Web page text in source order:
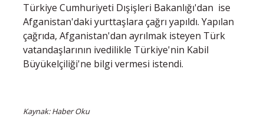
Türkiye Cumhuriyeti Dışişleri Bakanlığı'dan ise
Afganistan'daki yurttaşlara çağrı yapıldı. Yapılan
çağrıda, Afganistan'dan ayrılmak isteyen Türk
vatandaşlarının ivedilikle Türkiye'nin Kabil
Büyükelçiliği'ne bilgi vermesi istendi.
Kaynak: Haber Oku